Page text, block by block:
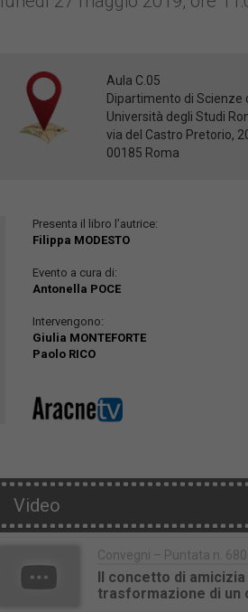
Aula C.05
Dipartimento di Scienze
Università degli Studi
via del Castro Pretorio,
00185 Roma
Presenta il libro l’autrice:
Filippa MODESTO
Evento a cura di:
Antonella POCE
Intervengono:
Giulia MONTEFORTE
Paolo RICO
Video
Convegni – Puntata n.
Il concetto di amicizia
trasformazione di un